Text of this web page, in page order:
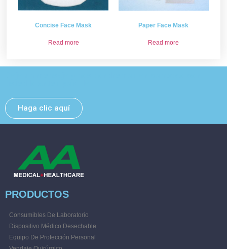
Concise Face Mask
Read more
Paper Face Mask
Read more
Haga clic aquí
PRODUCTOS
Consumibles De Laboratorio
Dispositivo Médico Desechable
Equipo De Protección Personal